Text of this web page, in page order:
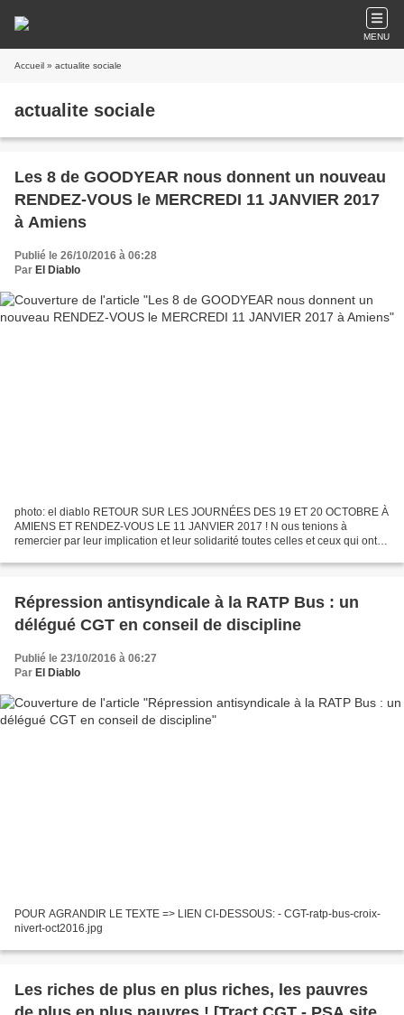
MENU
Accueil » actualite sociale
actualite sociale
Les 8 de GOODYEAR nous donnent un nouveau
RENDEZ-VOUS le MERCREDI 11 JANVIER 2017
à Amiens
Publié le 26/10/2016 à 06:28
Par El Diablo
photo: el diablo RETOUR SUR LES JOURNÉES DES 19 ET 20 OCTOBRE À
AMIENS ET RENDEZ-VOUS LE 11 JANVIER 2017 ! N ous tenions à
remercier par leur implication et leur solidarité toutes celles et ceux qui ont
Répression antisyndicale à la RATP Bus : un
délégué CGT en conseil de discipline
Publié le 23/10/2016 à 06:27
Par El Diablo
POUR AGRANDIR LE TEXTE => LIEN CI-DESSOUS: - CGT-ratp-bus-croix-
nivert-oct2016.jpg
Les riches de plus en plus riches, les pauvres